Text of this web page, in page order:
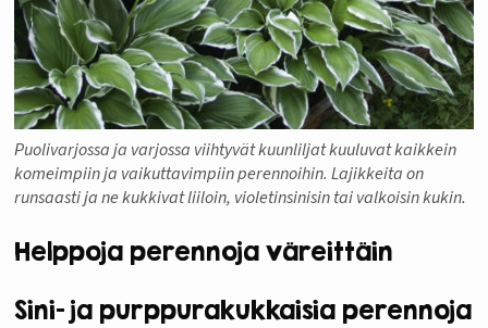
Puolivarjossa ja varjossa viihtyvät kuunliljat kuuluvat kaikkein
komeimpiin ja vaikuttavimpiin perennoihin. Lajikkeita on
runsaasti ja ne kukkivat liiloin, violetinsinisin tai valkoisin kukin.
Helppoja perennoja väreittäin
Sini- ja purppurakukkaisia perennoja